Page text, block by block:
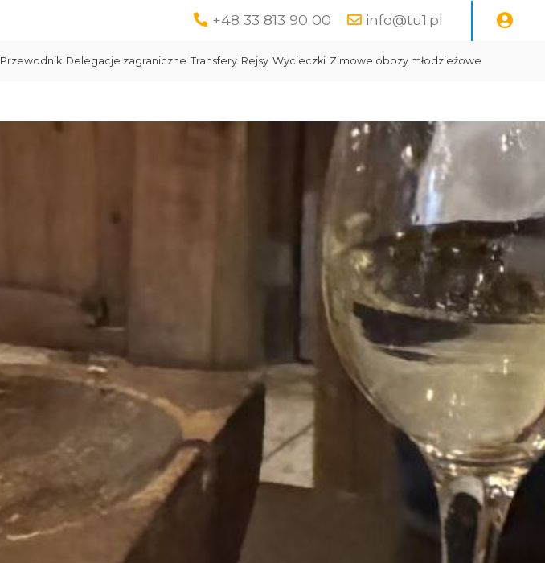
+48 33 813 90 00 info@tu1.pl
Przewodnik Delegacje zagraniczne Transfery Rejsy Wycieczki Zimowe obozy młodzieżowe